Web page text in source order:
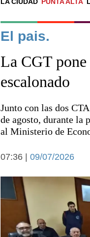
Noticias
Deportes
Arte y cultura
Economía y campo
El pais.
La CGT pone
escalonado
Junto con las dos
de agosto, durante la
al Ministerio de
07:36 | 09/07/2026